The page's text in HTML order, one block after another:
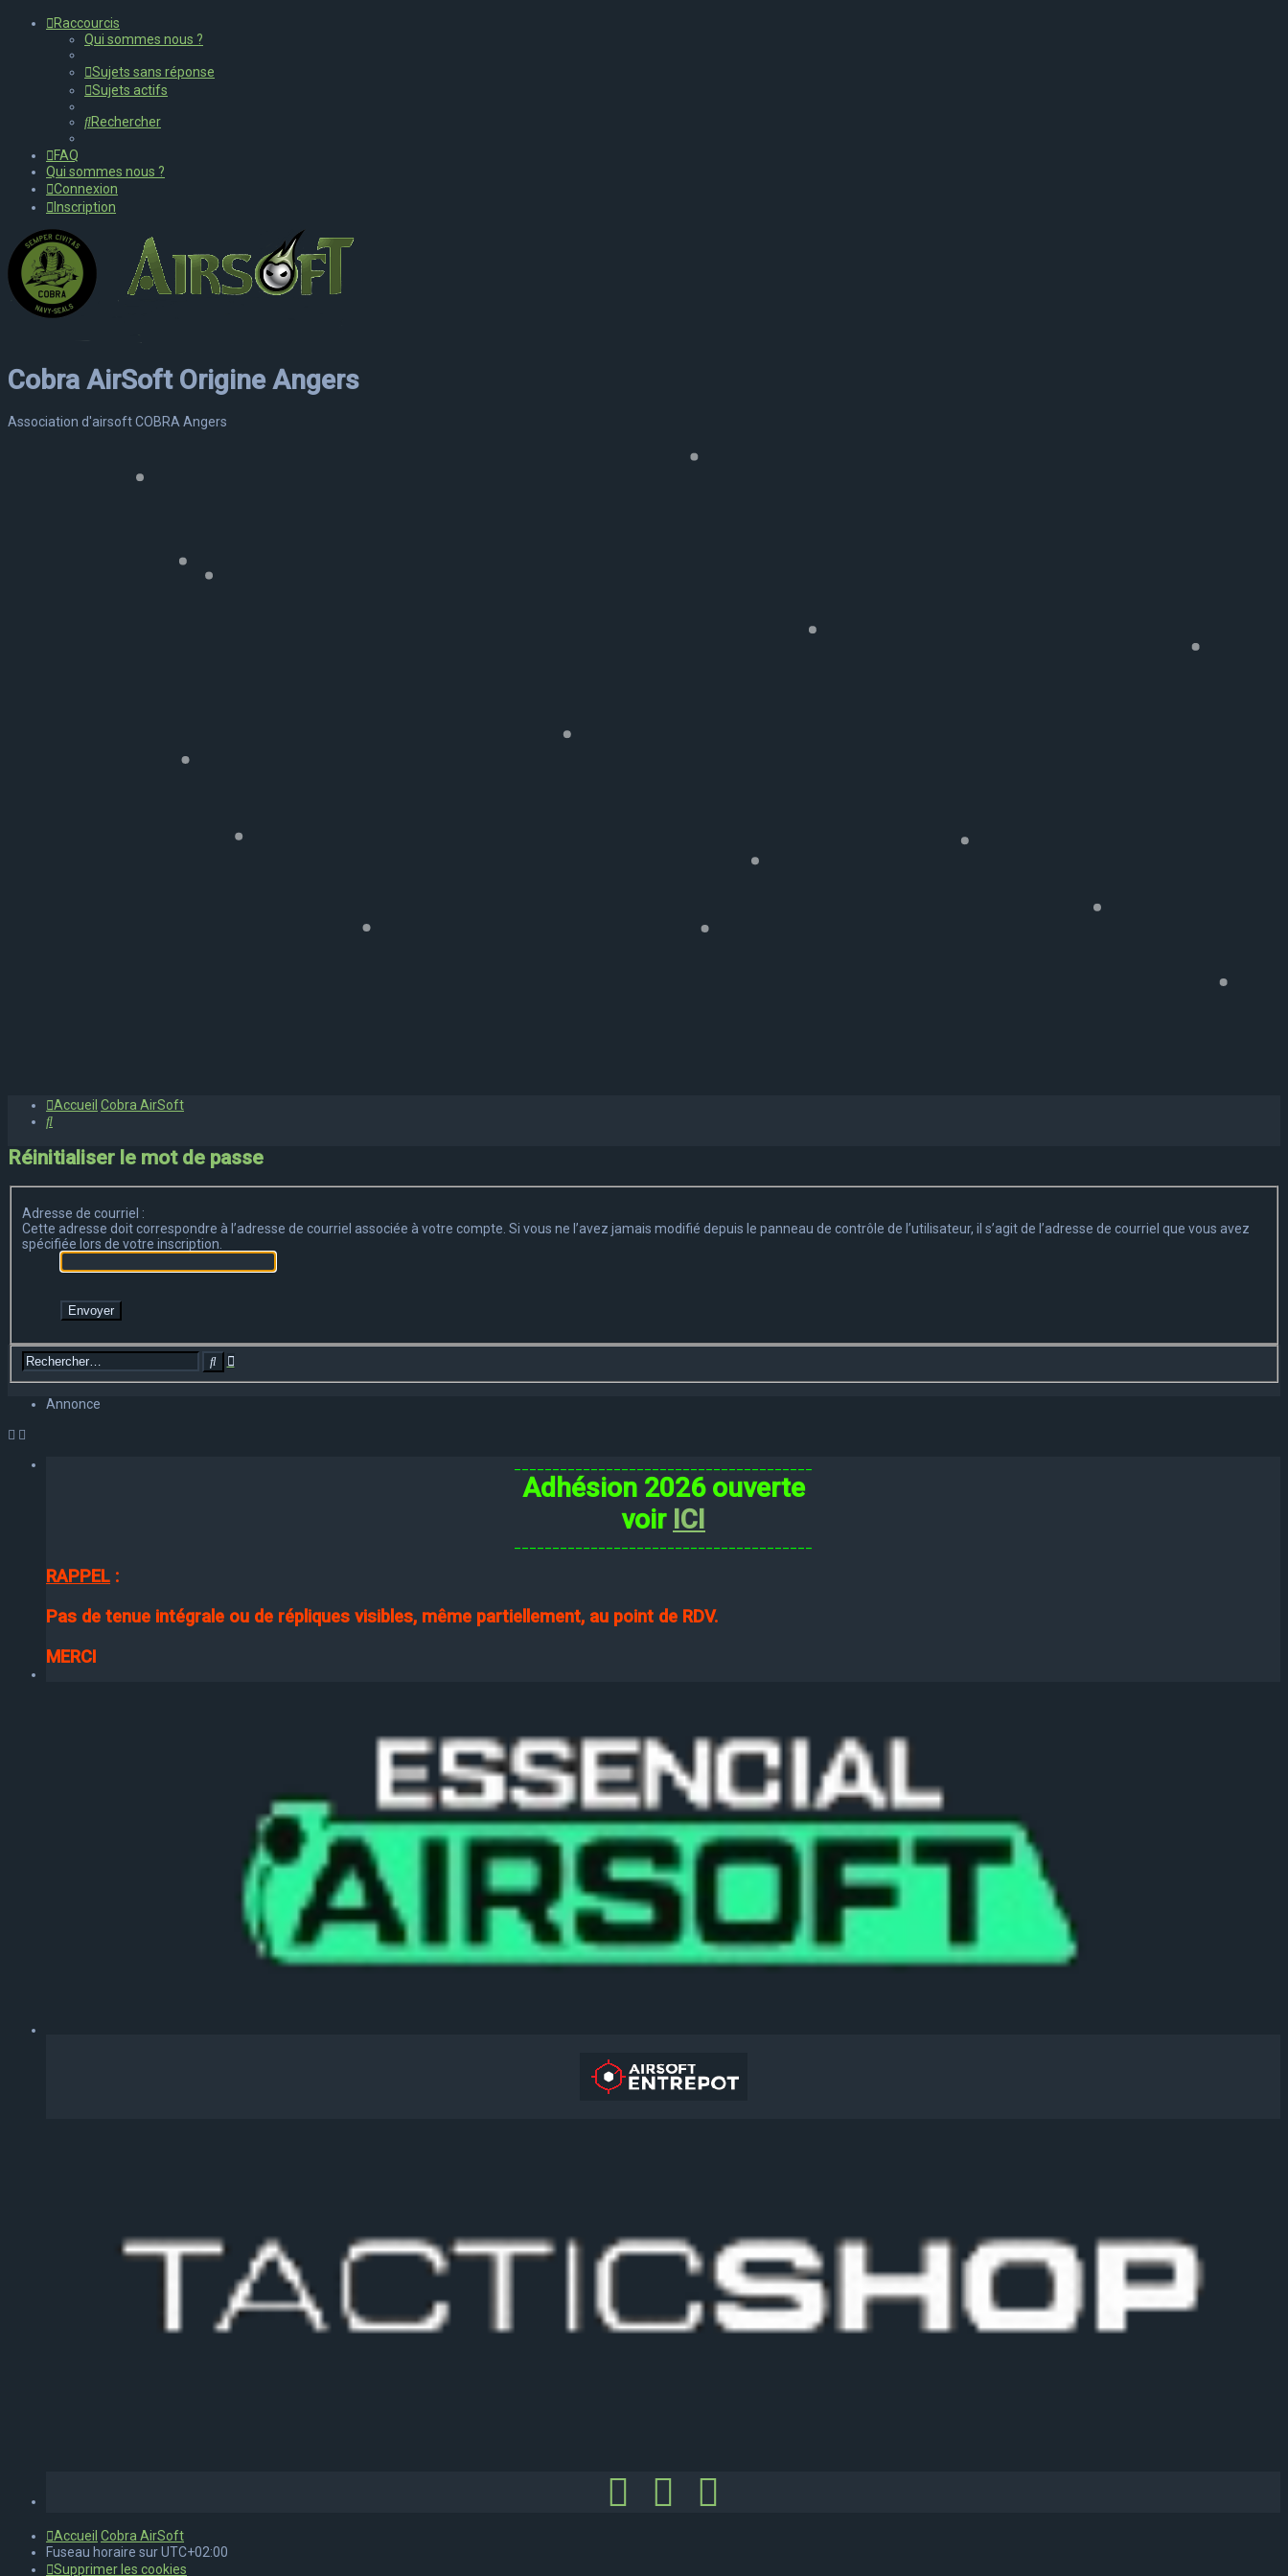
Raccourcis
Qui sommes nous ?
Sujets sans réponse
Sujets actifs
Rechercher
FAQ
Qui sommes nous ?
Connexion
Inscription
Cobra AirSoft Origine Angers
Association d'airsoft COBRA Angers
Accueil Cobra AirSoft
Rechercher
Réinitialiser le mot de passe
Adresse de courriel :
Cette adresse doit correspondre à l’adresse de courriel associée à votre compte. Si vous ne l’avez jamais modifié depuis le panneau de contrôle de l’utilisateur, il s’agit de l’adresse de courriel que vous avez
spécifiée lors de votre inscription.
Rechercher
Recherche
Annonce
Adhésion 2026 ouverte
voir ICI
RAPPEL :
Pas de tenue intégrale ou de répliques visibles, même partiellement, au point de RDV.
MERCI
Accueil Cobra AirSoft
Fuseau horaire surUTC+02:00
Supprimer les cookies